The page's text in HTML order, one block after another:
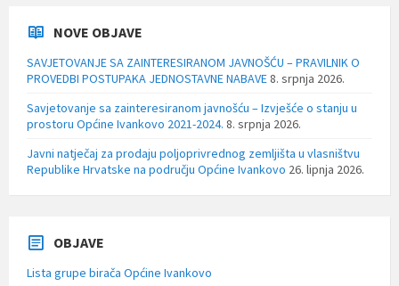
NOVE OBJAVE
SAVJETOVANJE SA ZAINTERESIRANOM JAVNOŠĆU – PRAVILNIK O
PROVEDBI POSTUPAKA JEDNOSTAVNE NABAVE8. srpnja 2026.
Savjetovanje sa zainteresiranom javnošću – Izvješće o stanju u
prostoru Općine Ivankovo 2021-2024. 8. srpnja 2026.
Javni natječaj za prodaju poljoprivrednog zemljišta u vlasništvu
Republike Hrvatske na području Općine Ivankovo 26. lipnja 2026.
OBJAVE
Lista grupe birača Općine Ivankovo